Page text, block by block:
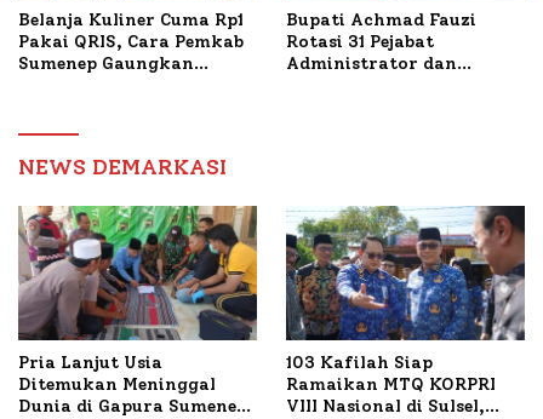
Belanja Kuliner Cuma Rp1
Pakai QRIS, Cara Pemkab
Sumenep Gaungkan
Bupati Achmad Fauzi
Rotasi 31 Pejabat
Administrator dan
NEWS DEMARKASI
Pria Lanjut Usia
Ditemukan Meninggal
Dunia di Gapura Sumenep,
103 Kafilah Siap
Ramaikan MTQ KORPRI
VIII Nasional di Sulsel,